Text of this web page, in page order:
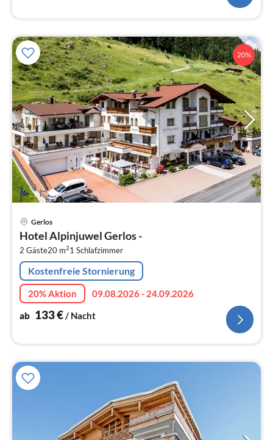
20%
Gerlos
Hotel Alpinjuwel Gerlos -
2 Gäste20 m21 Schlafzimmer
Kostenfreie Stornierung
20% Aktion
09.08.2026 - 24.09.2026
ab 133€/ Nacht